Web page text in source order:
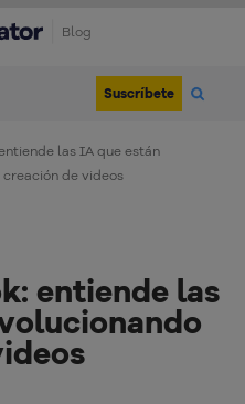
Blog
Suscríbete
las IA que están
de videos
entiende las